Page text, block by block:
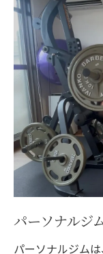
健康管
は
運動を
初心者なら
パーソ
ム
トレー
ツ
三日坊
初めて
パーソナルジ
パーソナルジム